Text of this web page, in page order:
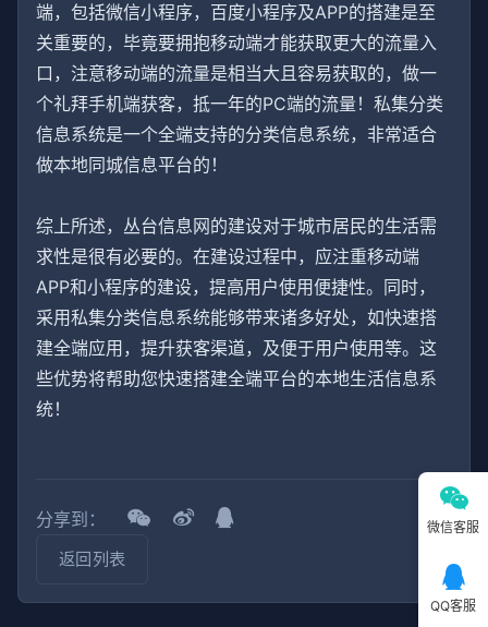
端，包括微信小程序，百度小程序及APP的搭建是至
关重要的，毕竟要拥抱移动端才能获取更大的流量入
口，注意移动端的流量是相当大且容易获取的，做一
个礼拜手机端获客，抵一年的PC端的流量！私集分类
信息系统是一个全端支持的分类信息系统，非常适合
做本地同城信息平台的！
综上所述，丛台信息网的建设对于城市居民的生活需
求性是很有必要的。在建设过程中，应注重移动端
APP和小程序的建设，提高用户使用便捷性。同时，
采用私集分类信息系统能够带来诸多好处，如快速搭
建全端应用，提升获客渠道，及便于用户使用等。这
些优势将帮助您快速搭建全端平台的本地生活信息系
统！
分享到：
返回列表
微信客服
QQ客服